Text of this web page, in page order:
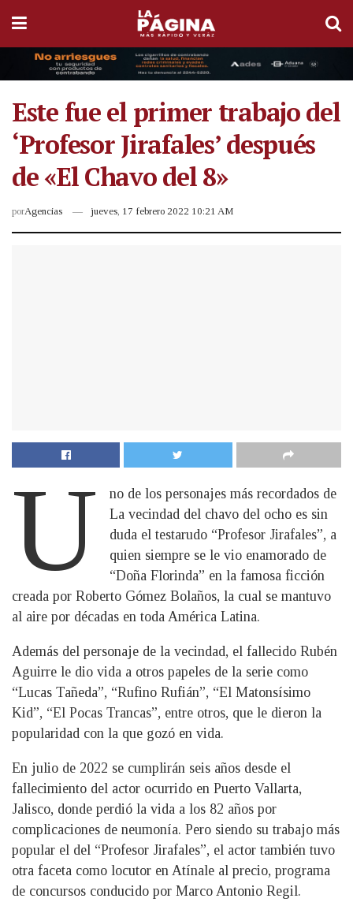
Este fue el primer trabajo del
‘Profesor Jirafales’ después
de «El Chavo del 8»
porAgencias jueves, 17 febrero 2022 10:21 AM
U
no de los personajes más recordados de
La vecindad del chavo del ocho es sin
duda el testarudo “Profesor Jirafales”, a
quien siempre se le vio enamorado de
“Doña Florinda” en la famosa ficción
creada por Roberto Gómez Bolaños, la cual se mantuvo
al aire por décadas en toda América Latina.
Además del personaje de la vecindad, el fallecido Rubén
Aguirre le dio vida a otros papeles de la serie como
“Lucas Tañeda”, “Rufino Rufián”, “El Matonsísimo
Kid”, “El Pocas Trancas”, entre otros, que le dieron la
popularidad con la que gozó en vida.
En julio de 2022 se cumplirán seis años desde el
fallecimiento del actor ocurrido en Puerto Vallarta,
Jalisco, donde perdió la vida a los 82 años por
complicaciones de neumonía. Pero siendo su trabajo más
popular el del “Profesor Jirafales”, el actor también tuvo
otra faceta como locutor en Atínale al precio, programa
de concursos conducido por Marco Antonio Regil.